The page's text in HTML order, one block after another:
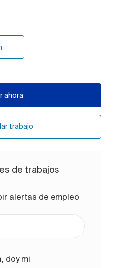
ahora
trabajo
de trabajos
alertas de empleo
correo electrónico
doy mi